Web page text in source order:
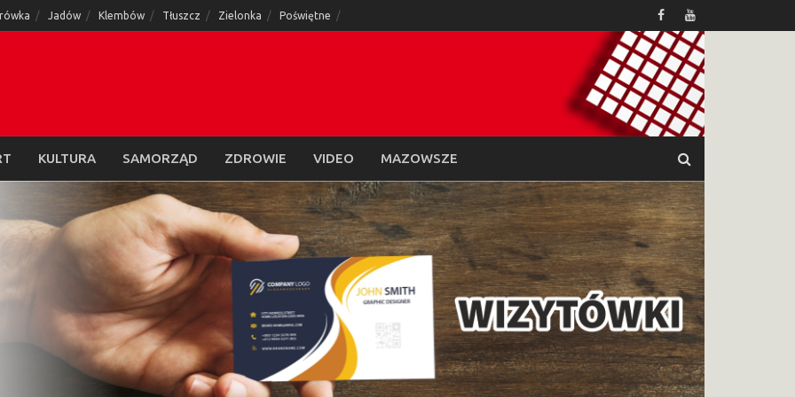
Jadów Klembów Tłuszcz Zielonka Poświętne
KULTURA SAMORZĄD ZDROWIE VIDEO MAZOWSZE